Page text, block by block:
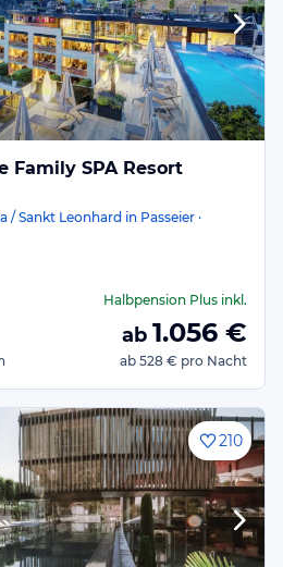
Family SPA Resort
/ Sankt Leonhard in Passeier ·
Halbpension Plus inkl.
ab 1.056 €
ab 528 € pro Nacht
210